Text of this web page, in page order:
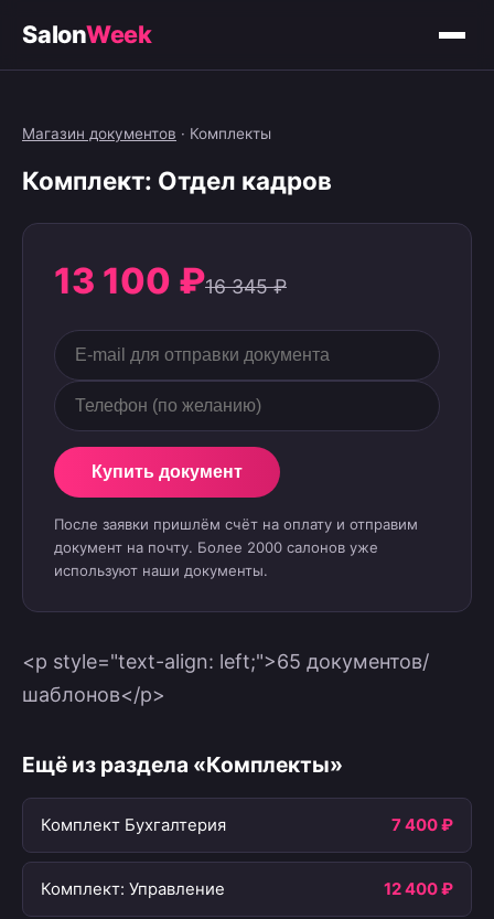
SalonWeek
Магазин документов · Комплекты
Комплект: Отдел кадров
13 100 ₽16 345 ₽
Купить документ
После заявки пришлём счёт на оплату и отправим
документ на почту. Более 2000 салонов уже
используют наши документы.
<p style="text-align: left;">65 документов/
шаблонов</p>
Ещё из раздела «Комплекты»
Комплект Бухгалтерия 7 400 ₽
Комплект: Управление 12 400 ₽